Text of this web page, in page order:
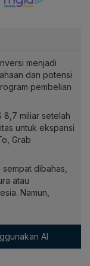
menjadi
dan potensi
pembelian
8,7 miliar setelah
untuk ekspansi
Grab
dibahas,
atau
Namun,
AI